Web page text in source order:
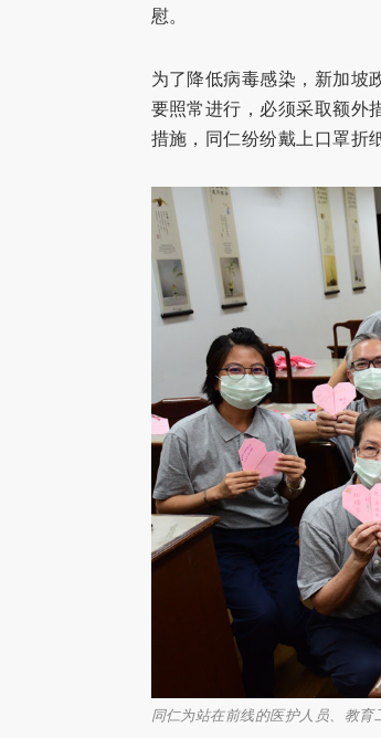
慰。
为了降低病毒感染，新加坡
要照常进行，必须采取额外
措施，同仁纷纷戴上口罩折
同仁为站在前线的医护人员、教